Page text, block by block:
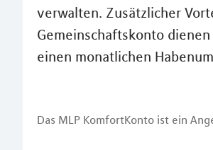
verwalten. Zusätzlicher
Gemeinschaftskonto
einen monatlichen
Das MLP KomfortKonto ist ein